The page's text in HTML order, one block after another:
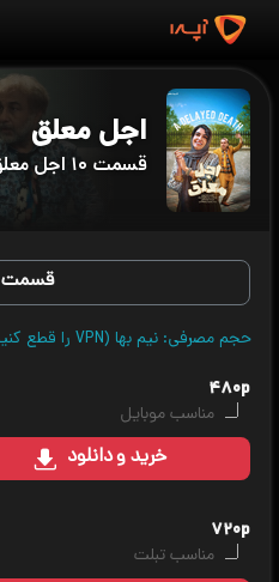
اجل معلق
قسمت ۱۰ اجل معلق
قسمت ۱۰
حجم مصرفی: نیم بها (VPN را قطع کنید)
۴۸۰p
مناسب موبایل
خریدو دانلود
۷۲۰p
مناسب تبلت